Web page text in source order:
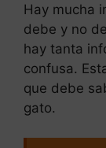
Hay mucha
debe y no
hay tanta
confusa.
que debe
gato.